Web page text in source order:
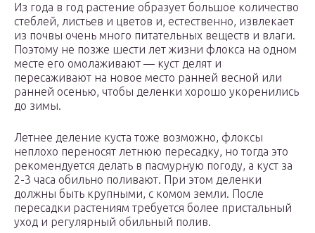
Из года в год растение образует большое количество
стеблей, листьев и цветов и, естественно, извлекает
из почвы очень много питательных веществ и влаги.
Поэтому не позже шести лет жизни флокса на одном
месте его омолаживают — куст делят и
пересаживают на новое место ранней весной или
ранней осенью, чтобы деленки хорошо укоренились
до зимы.
Летнее деление куста тоже возможно, флоксы
неплохо переносят летнюю пересадку, но тогда это
рекомендуется делать в пасмурную погоду, а куст за
2-3 часа обильно поливают. При этом деленки
должны быть крупными, с комом земли. После
пересадки растениям требуется более пристальный
уход и регулярный обильный полив.